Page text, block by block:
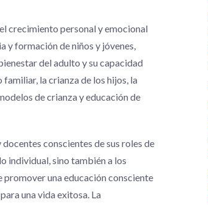
crecimiento personal y emocional
y formación de niños y jóvenes,
del adulto y su capacidad
la crianza de los hijos, la
de crianza y educación de
conscientes de sus roles de
individual, sino también a los
promover una educación consciente
una vida exitosa. La